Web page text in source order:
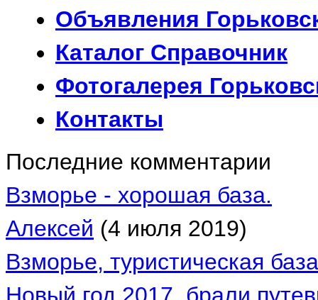
Объявления
Каталог Справочник
Фотогалерея
Контакты
Последние комментарии
Взморье - хорошая база.
Алексей (4 июля 2019)
Взморье, туристическая база